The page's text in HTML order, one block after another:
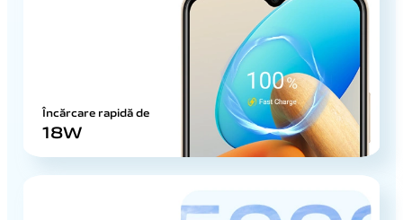
Încărcare rapidă de
18W